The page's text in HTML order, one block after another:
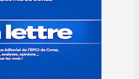
producteurs à Cruculi le